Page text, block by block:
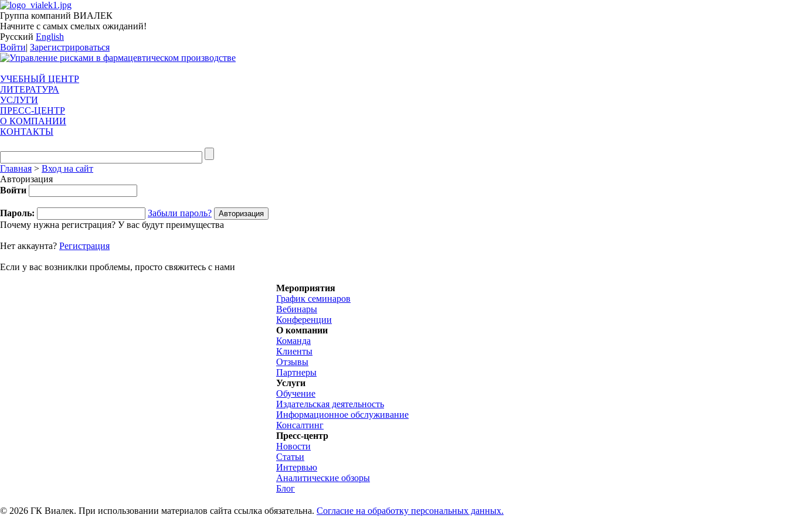
Группа компаний ВИАЛЕК
Начните с самых смелых ожиданий!
Русский English
Войти| Зарегистрироваться
УЧЕБНЫЙ ЦЕНТР
ЛИТЕРАТУРА
УСЛУГИ
ПРЕСС-ЦЕНТР
О КОМПАНИИ
КОНТАКТЫ
Главная > Вход на сайт
Авторизация
Войти
Пароль:
Забыли пароль?
Почему нужна регистрация? У вас будут преимущества
Нет аккаунта? Регистрация
Если у вас возниклки проблемы, просто свяжитесь с нами
Мероприятия
График семинаров
Вебинары
Конференции
О компании
Команда
Клиенты
Отзывы
Партнеры
Услуги
Обучение
Издательская деятельность
Информационное обслуживание
Консалтинг
Пресс-центр
Новости
Статьи
Интервью
Аналитические обзоры
Блог
© 2026 ГК Виалек. При использовании материалов сайта ссылка обязательна. Согласие на обработку персональных данных.